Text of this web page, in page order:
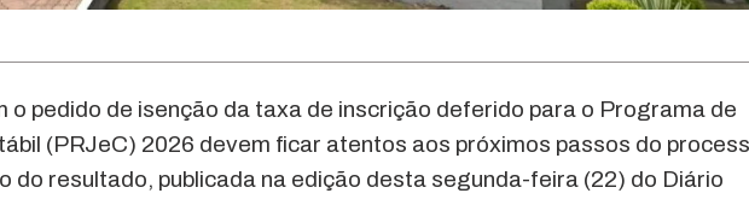
o pedido de isenção da taxa de inscrição deferido para o Programa de
(PRJeC) 2026 devem ficar atentos aos próximos passos do
do resultado, publicada na edição desta segunda-feira (22) do Diário